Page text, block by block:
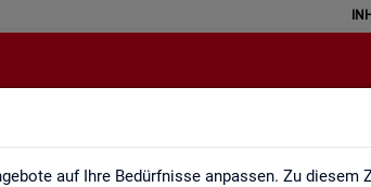
auf Ihre Bedürfnisse anpassen. Zu diesem
Impressum